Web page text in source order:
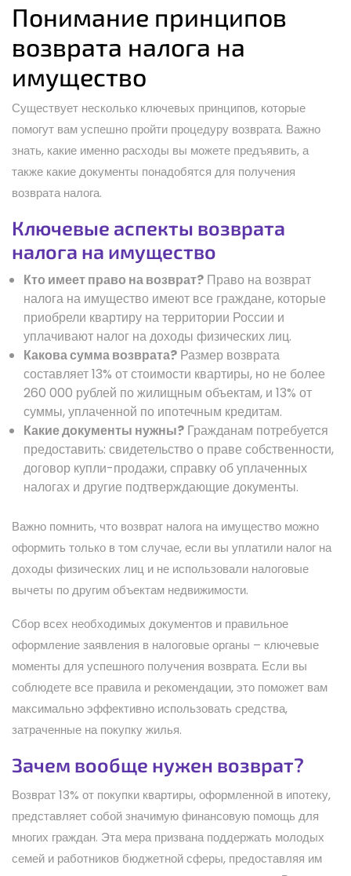
Понимание принципов
возврата налога на
имущество
Существует несколько ключевых принципов, которые
помогут вам успешно пройти процедуру возврата. Важно
знать, какие именно расходы вы можете предъявить, а
также какие документы понадобятся для получения
возврата налога.
Ключевые аспекты возврата
налога на имущество
Кто имеет право на возврат? Право на возврат
налога на имущество имеют все граждане, которые
приобрели квартиру на территории России и
уплачивают налог на доходы физических лиц.
Какова сумма возврата? Размер возврата
составляет 13% от стоимости квартиры, но не более
260 000 рублей по жилищным объектам, и 13% от
суммы, уплаченной по ипотечным кредитам.
Какие документы нужны? Гражданам потребуется
предоставить: свидетельство о праве собственности,
договор купли-продажи, справку об уплаченных
налогах и другие подтверждающие документы.
Важно помнить, что возврат налога на имущество можно
оформить только в том случае, если вы уплатили налог на
доходы физических лиц и не использовали налоговые
вычеты по другим объектам недвижимости.
Сбор всех необходимых документов и правильное
оформление заявления в налоговые органы – ключевые
моменты для успешного получения возврата. Если вы
соблюдете все правила и рекомендации, это поможет вам
максимально эффективно использовать средства,
затраченные на покупку жилья.
Зачем вообще нужен возврат?
Возврат 13% от покупки квартиры, оформленной в ипотеку,
представляет собой значимую финансовую помощь для
многих граждан. Эта мера призвана поддержать молодых
семей и работников бюджетной сферы, предоставляя им